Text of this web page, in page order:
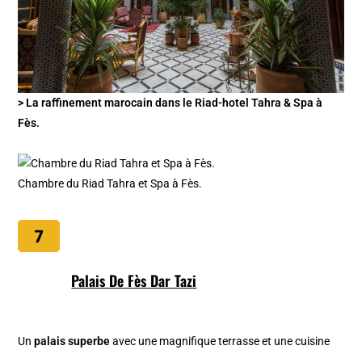
> La raffinement marocain dans le Riad-hotel Tahra & Spa à
Fès.
Chambre du Riad Tahra et Spa à Fès.
Palais De Fès Dar Tazi
Unpalais superbeavec une magnifique terrasse et une cuisine